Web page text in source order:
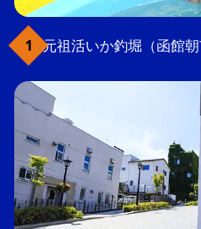
元祖活いか釣堀（函館朝